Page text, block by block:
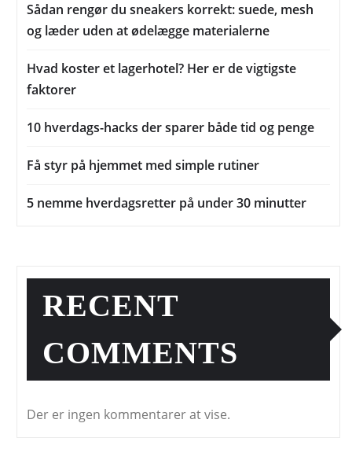
Sådan rengør du sneakers korrekt: suede, mesh
og læder uden at ødelægge materialerne
Hvad koster et lagerhotel? Her er de vigtigste
faktorer
10 hverdags-hacks der sparer både tid og penge
Få styr på hjemmet med simple rutiner
5 nemme hverdagsretter på under 30 minutter
RECENT
COMMENTS
Der er ingen kommentarer at vise.